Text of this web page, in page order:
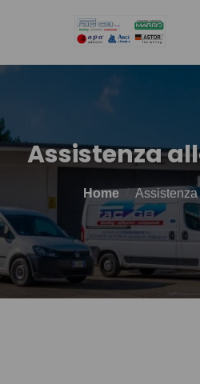
RETE DI VENDITA
TECNOLOGIA
PRODOTTI
Assistenza
Home